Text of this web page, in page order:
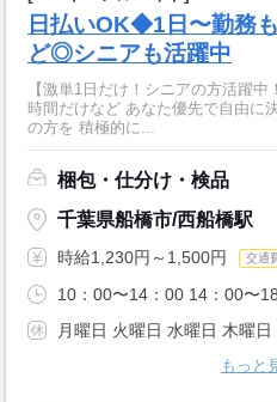
日払いOK◆1日〜勤務
ど◎シニアも活躍中
【激単1日だけ！シニアの方活躍中！】 この1日だけ,1ヵ月間
時間だけなど あなた優先で自由に決めれます！ シ
の方を 積極的に...
梱包・仕分け・検品
千葉県船橋市/西船橋駅
時給1,230円～1,500円 交通
10：00〜14：00 14：00〜
月曜日 火曜日 水曜日 木曜
もっと